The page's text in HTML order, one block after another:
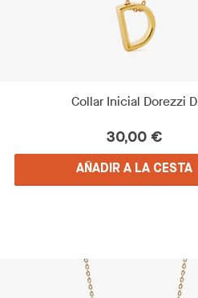
Collar Inicial Dorezzi D
30,00 €
AÑADIR A LA CESTA